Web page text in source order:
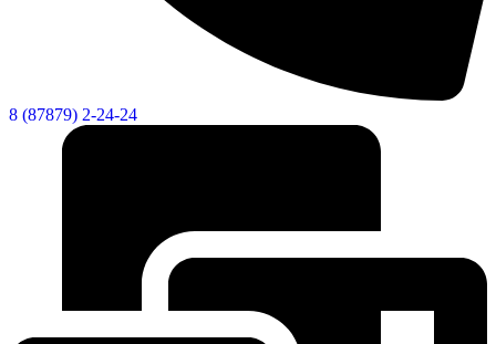
8 (87879) 2-24-24